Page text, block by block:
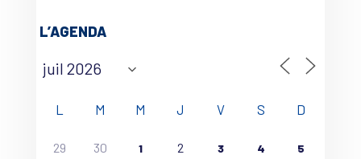
L’AGENDA
L M M J V S D
29 30 1 2 3 4 5